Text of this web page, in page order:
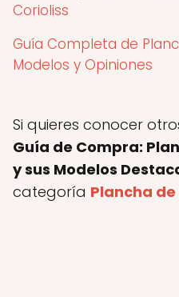
Corioliss
Guía Completa de
Modelos y Opiniones
Si quieres conocer
Guía de Compra:
y sus Modelos
categoría Plancha